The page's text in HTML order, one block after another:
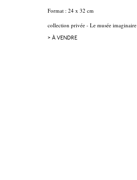
Format : 24 x 32 cm
collection privée - Le musée imaginaire
> À VENDRE